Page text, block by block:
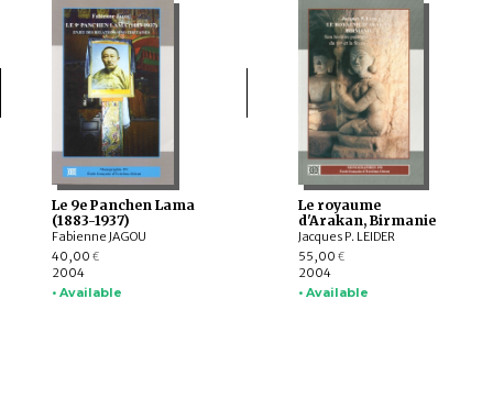
Le 9e Panchen Lama
(1883-1937)
Fabienne JAGOU
40,00 €
2004
• Available
Le royaume
d'Arakan, Birmanie
Jacques P. LEIDER
55,00 €
2004
• Available